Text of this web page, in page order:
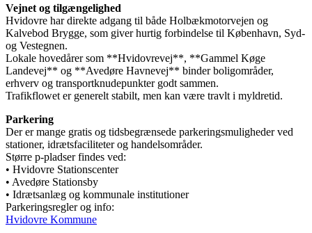
Vejnet og tilgængelighed
Hvidovre har direkte adgang til både Holbækmotorvejen og
Kalvebod Brygge, som giver hurtig forbindelse til København, Syd-
og Vestegnen.
Lokale hovedårer som **Hvidovrevej**, **Gammel Køge
Landevej** og **Avedøre Havnevej** binder boligområder,
erhverv og transportknudepunkter godt sammen.
Trafikflowet er generelt stabilt, men kan være travlt i myldretid.
Parkering
Der er mange gratis og tidsbegrænsede parkeringsmuligheder ved
stationer, idrætsfaciliteter og handelsområder.
Større p-pladser findes ved:
• Hvidovre Stationscenter
• Avedøre Stationsby
• Idrætsanlæg og kommunale institutioner
Parkeringsregler og info:
Hvidovre Kommune